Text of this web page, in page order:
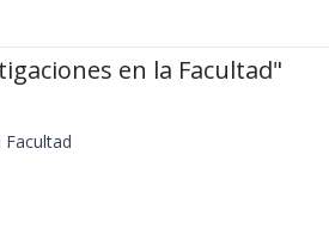
en la Facultad"